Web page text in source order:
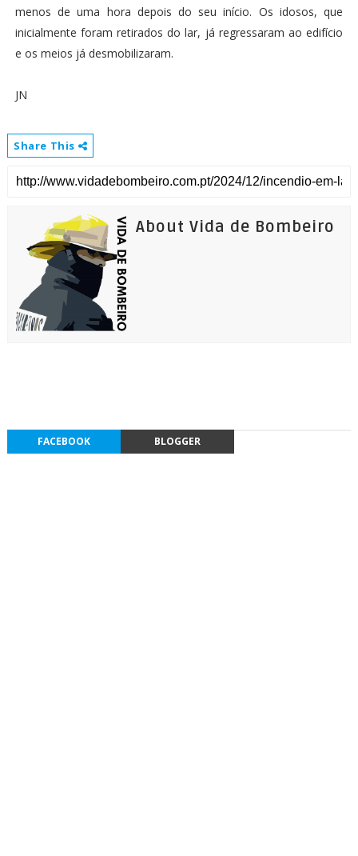
menos de uma hora depois do seu início. Os idosos, que
inicialmente foram retirados do lar, já regressaram ao edifício
e os meios já desmobilizaram.
JN
Share This
About Vida de Bombeiro
FACEBOOK BLOGGER